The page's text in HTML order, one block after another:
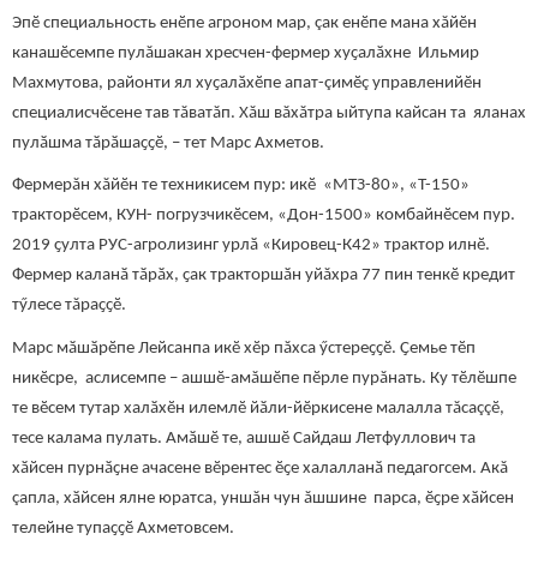
Эпӗ специальность енӗпе агроном мар, çак енӗпе мана хăйӗн
канашӗсемпе пулăшакан хресчен-фермер хуҫалӑхне Ильмир
Махмутова, районти ял хуҫалӑхӗпе апат-çимӗç управленийӗн
специалисчӗсене тав тăватăп. Хăш вăхăтра ыйтупа кайсан та яланах
пулӑшма тӑрӑшаҫҫӗ, – тет Марс Ахметов.
Фермерăн хăйӗн те техникисем пур: икӗ «МТЗ-80», «Т-150»
тракторӗсем, КУН- погрузчикӗсем, «Дон-1500» комбайнӗсем пур.
2019 ҫулта РУС-агролизинг урлӑ «Кировец-К42» трактор илнӗ.
Фермер каланӑ тӑрӑх, ҫак тракторшӑн уйăхра 77 пин тенкӗ кредит
тӳлесе тăраҫҫӗ.
Марс мӑшӑрӗпе Лейсанпа икӗ хӗр пăхса ӳстереҫҫӗ. Ҫемье тӗп
никӗсре, аслисемпе – ашшӗ-амăшӗпе пӗрле пурăнать. Ку тӗлӗшпе
те вӗсем тутар халӑхӗн илемлӗ йӑли-йӗркисене малалла тăсаççӗ,
тесе калама пулать. Амӑшӗ те, ашшӗ Сайдаш Летфуллович та
хӑйсен пурнӑҫне ачасене вӗрентес ӗҫе халалланӑ педагогсем. Акă
çапла, хӑйсен ялне юратса, уншăн чун ăшшине парса, ӗҫре хӑйсен
телейне тупаҫҫӗ Ахметовсем.